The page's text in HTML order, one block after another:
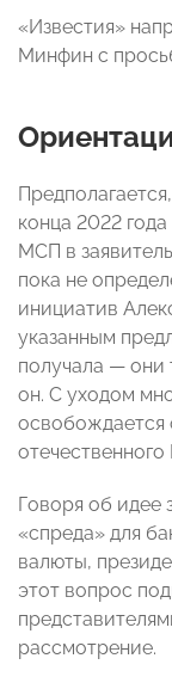
«Известия»
Минфин с
конца 2022
МСП в
пока не
инициатив
указанным
получала — они
он. С уходом
освобождается
Говоря об идее
«спреда» для
валюты,
этот вопрос
рассмотрение.